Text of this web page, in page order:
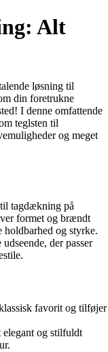
Alt
løsning til
din foretrukne
I denne omfattende
teglsten til
og meget
tagdækning på
formet og brændt
holdbarhed og styrke.
der passer
favorit og tilføjer
elegant og stilfuldt